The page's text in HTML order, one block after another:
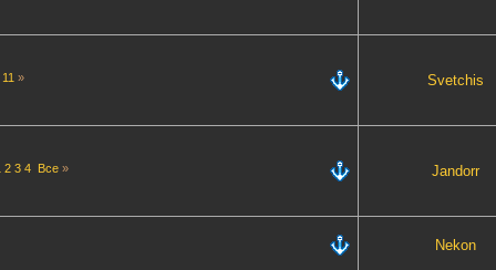
11 » Svetchis
2 3 4 Все » Jandorr
Nekon